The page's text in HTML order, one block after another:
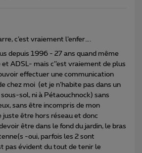
c’est vraiement l’enfer….
depuis 1996 - 27 ans quand même
et ADSL- mais c’’est vraiement de plus
effectuer une communication
chez moi (et je n’habite pas dans un
sol, ni à Pétaouchnock) sans
sans être incompris de mon
juste être hors réseau et donc
être dans le fond du jardin, le bras
-oui, parfois les 2 sont
pas évident du tout de tenir le